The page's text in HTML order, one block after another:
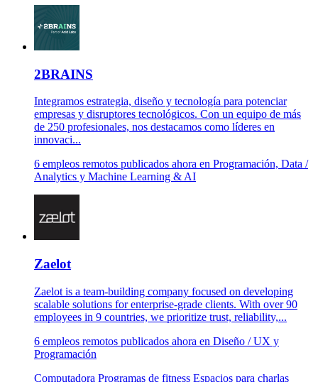
2BRAINS
Integramos estrategia, diseño y tecnología para potenciar
empresas y disruptores tecnológicos. Con un equipo de más
de 250 profesionales, nos destacamos como líderes en
innovaci...
6 empleos remotos publicados ahora en Programación, Data /
Analytics y Machine Learning & AI
Zaelot
Zaelot is a team-building company focused on developing
scalable solutions for enterprise-grade clients. With over 90
employees in 9 countries, we prioritize trust, reliability,...
6 empleos remotos publicados ahora en Diseño / UX y
Programación
Computadora Programas de fitness Espacios para charlas